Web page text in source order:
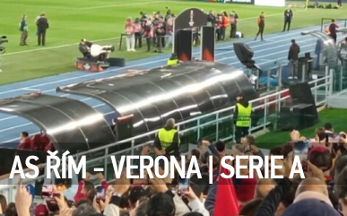
AS ŘÍM - VERONA | SERIE A